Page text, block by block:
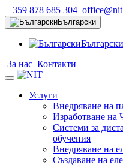
+359 878 685 304
Български
Български
За нас Контакти
Услуги
Внедряване на
Изработване на
Системи за
обучения
Внедряване на
Създаване на